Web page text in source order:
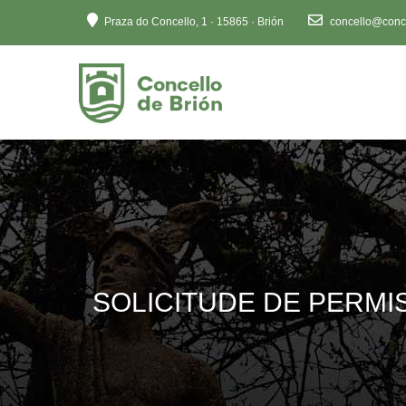
web
inclúe
un
sistema
de
accesibilidade.
Preme
Control-
para
axustar
o
Praza do Concello, 1 · 15865 · Brión
SOLICITUDE DE